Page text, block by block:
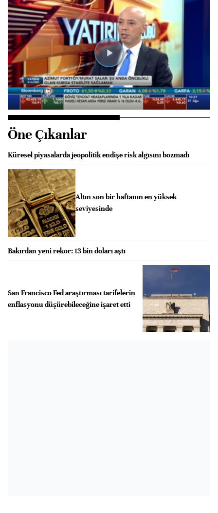
Videoyu
Oynat
Öne Çıkanlar
Küresel piyasalarda jeopolitik endişe risk algısını bozmadı
Altın son bir haftanın en yüksek
seviyesinde
Bakırdan yeni rekor: 13 bin doları aştı
San Francisco Fed araştırması tarifelerin
enflasyonu düşürebileceğine işaret etti